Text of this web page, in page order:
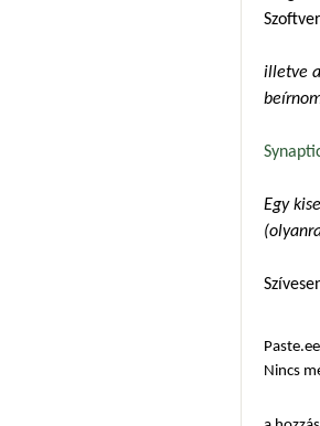
illetve
Egy
Nincs